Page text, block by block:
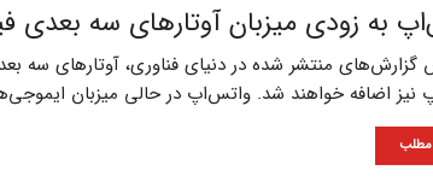
به زودی میزبان آوتارهای سه
نیز اضافه خواهند شد. واتس‌اپ در حالی میزبان
مطلب